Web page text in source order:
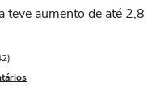
teve aumento de até 2,8